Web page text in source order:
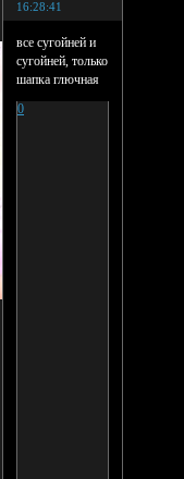
16:28:41
все сугойней и
сугойней, только
шапка глючная
0